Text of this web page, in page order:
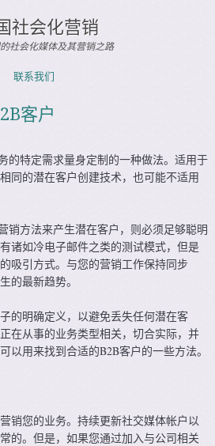
社会化营销
社会化媒体及其营销之路
联系我们
客户
的特定需求量身定制的一种做法。适用于
同的潜在客户创建技术，也可能不适用
销方法来产生潜在客户，则必须足够聪明
诸如冷电子邮件之类的测试模式，但是
吸引方式。与您的营销工作保持同步
的最新趋势。
的明确定义，以避免丢失任何潜在客
在从事的业务类型相关，切合实际，并
以用来找到合适的B2B客户的一些方法。
销您的业务。持续更新社交媒体帐户以
的。但是，如果您通过加入与公司相关